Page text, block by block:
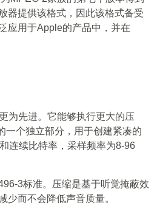
器提供该格式，因此该格式备受
应用于Apple的产品中，并在
为先进。它能够执行更大的压
一个独立部分，用于创建紧凑的
连续比特率，采样频率为8-96
3标准。压缩是基于听觉掩蔽效
少而不会降低声音质量。